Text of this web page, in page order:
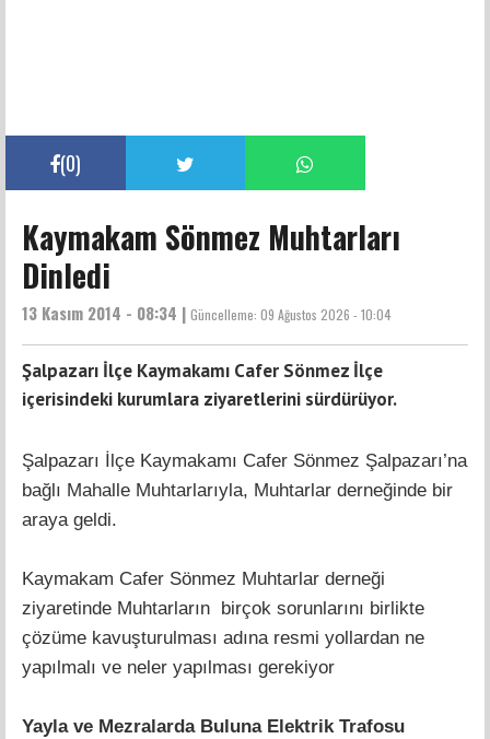
(0)
Kaymakam Sönmez Muhtarları
Dinledi
13 Kasım 2014 - 08:34 | Güncelleme: 09 Ağustos 2026 - 10:04
Şalpazarı İlçe Kaymakamı Cafer Sönmez İlçe
içerisindeki kurumlara ziyaretlerini sürdürüyor.
Şalpazarı İlçe Kaymakamı Cafer Sönmez Şalpazarı’na
bağlı Mahalle Muhtarlarıyla, Muhtarlar derneğinde bir
araya geldi.
Kaymakam Cafer Sönmez Muhtarlar derneği
ziyaretinde Muhtarların birçok sorunlarını birlikte
çözüme kavuşturulması adına resmi yollardan ne
yapılmalı ve neler yapılması gerekiyor
Yayla ve Mezralarda Buluna Elektrik Trafosu